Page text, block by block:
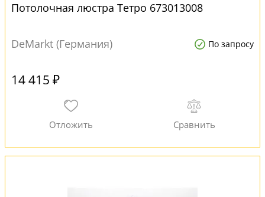
Потолочная люстра Тетро 673013008
DeMarkt (Германия) По запросу
14 415 ₽